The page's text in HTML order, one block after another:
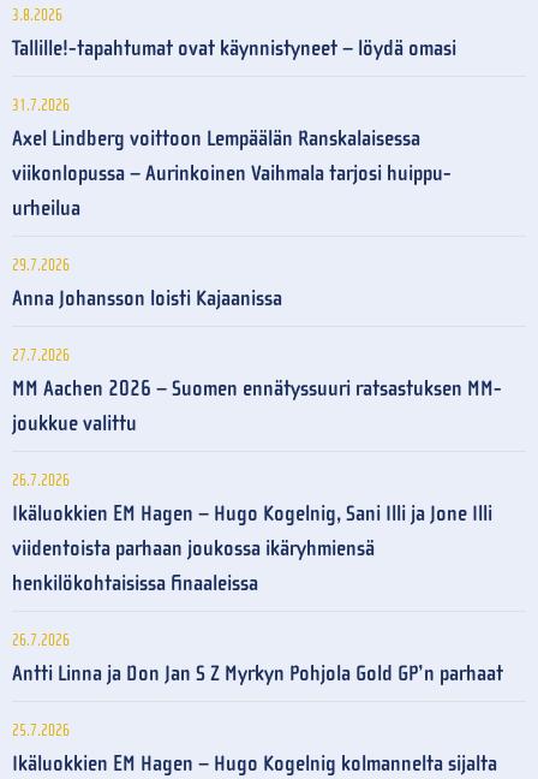
3.8.2026
Tallille!-tapahtumat ovat käynnistyneet – löydä omasi
31.7.2026
Axel Lindberg voittoon Lempäälän Ranskalaisessa
viikonlopussa – Aurinkoinen Vaihmala tarjosi huippu-
urheilua
29.7.2026
Anna Johansson loisti Kajaanissa
27.7.2026
MM Aachen 2026 – Suomen ennätyssuuri ratsastuksen MM-
joukkue valittu
26.7.2026
Ikäluokkien EM Hagen – Hugo Kogelnig, Sani Illi ja Jone Illi
viidentoista parhaan joukossa ikäryhmiensä
henkilökohtaisissa finaaleissa
26.7.2026
Antti Linna ja Don Jan S Z Myrkyn Pohjola Gold GP’n parhaat
25.7.2026
Ikäluokkien EM Hagen – Hugo Kogelnig kolmannelta sijalta